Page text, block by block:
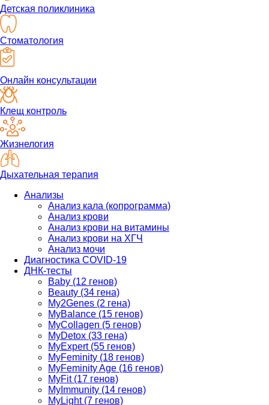
Детская поликлиника
Стоматология
Онлайн консультации
Клещ контроль
Жизнелогия
Дыхательная терапия
Анализы
Анализ кала (копрограмма)
Анализ крови
Анализ крови на витамины
Анализ крови на ХГЧ
Анализ мочи
Диагностика COVID-19
ДНК-тесты
Baby (12 генов)
Beauty (34 гена)
My2Genes (2 гена)
MyBalance (15 генов)
MyCollagen (5 генов)
MyDetox (33 гена)
MyExpert (55 генов)
MyFeminity (18 генов)
MyFeminity Age (16 генов)
MyFit (17 генов)
MyImmunity (14 генов)
MyLight (7 генов)